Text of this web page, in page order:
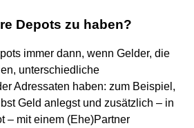
Depots zu haben?
immer dann, wenn Gelder, die
unterschiedliche
Adressaten haben: zum Beispiel,
Geld anlegst und zusätzlich – in
– mit einem (Ehe)Partner